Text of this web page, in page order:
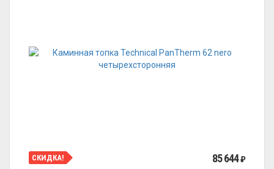
СКИДКА! 85 644₽